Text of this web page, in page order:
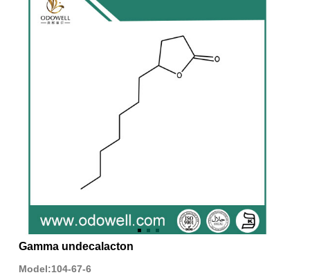
Gamma undecalacton
Model:104-67-6